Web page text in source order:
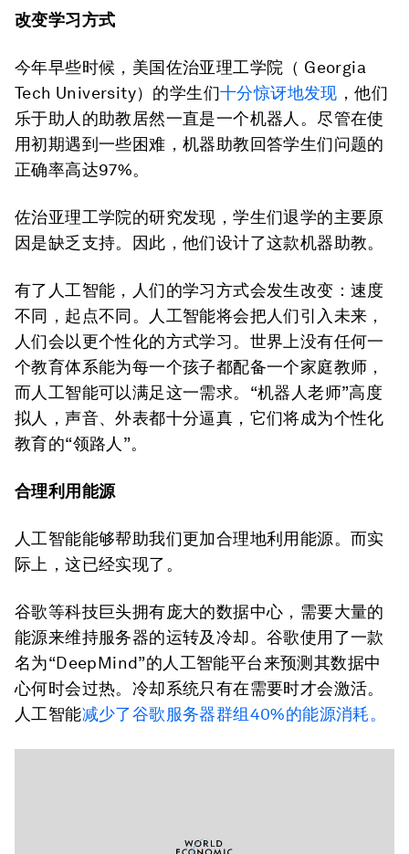
改变学习方式
今年早些时候，美国佐治亚理工学院（ Georgia
Tech University）的学生们十分惊讶地发现 ，他们
乐于助人的助教居然一直是一个机器人。尽管在使
用初期遇到一些困难，机器助教回答学生们问题的
正确率高达97%。
佐治亚理工学院的研究发现，学生们退学的主要原
因是缺乏支持。因此，他们设计了这款机器助教。
有了人工智能，人们的学习方式会发生改变：速度
不同，起点不同。人工智能将会把人们引入未来，
人们会以更个性化的方式学习。世界上没有任何一
个教育体系能为每一个孩子都配备一个家庭教师，
而人工智能可以满足这一需求。“机器人老师”高度
拟人，声音、外表都十分逼真，它们将成为个性化
教育的“领路人”。
合理利用能源
人工智能能够帮助我们更加合理地利用能源。而实
际上，这已经实现了。
谷歌等科技巨头拥有庞大的数据中心，需要大量的
能源来维持服务器的运转及冷却。谷歌使用了一款
名为“DeepMind”的人工智能平台来预测其数据中
心何时会过热。冷却系统只有在需要时才会激活。
人工智能减少了谷歌服务器群组40%的能源消耗。